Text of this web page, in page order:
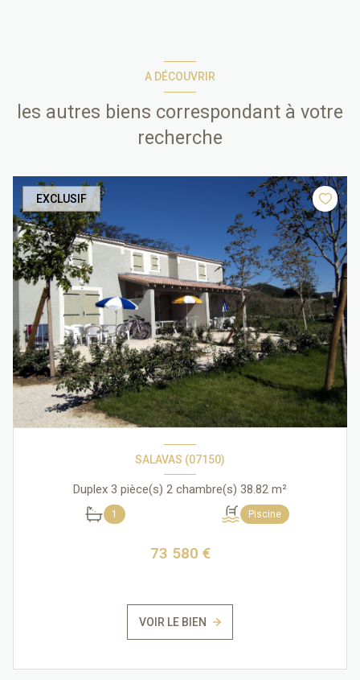
A DÉCOUVRIR
les autres biens correspondant à votre
recherche
EXCLUSIF
SALAVAS (07150)
Duplex 3 pièce(s) 2 chambre(s) 38.82 m²
1 Piscine
73 580 €
VOIR LE BIEN